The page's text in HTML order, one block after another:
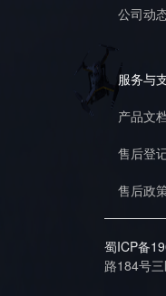
公司动
服务与
产品文
售后登
售后政
蜀ICP备
路184号